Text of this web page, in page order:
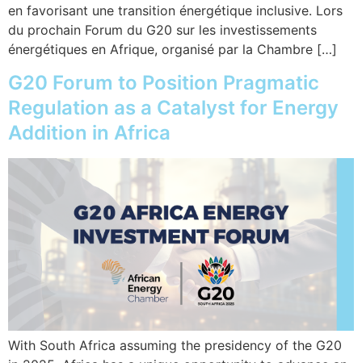
en favorisant une transition énergétique inclusive. Lors
du prochain Forum du G20 sur les investissements
énergétiques en Afrique, organisé par la Chambre […]
G20 Forum to Position Pragmatic
Regulation as a Catalyst for Energy
Addition in Africa
With South Africa assuming the presidency of the G20